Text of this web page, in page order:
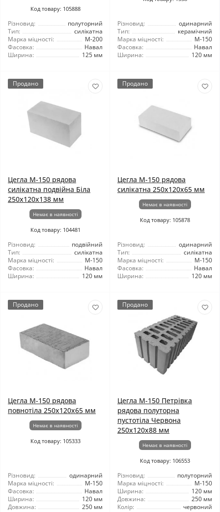
Код товару: 105888
Різновид:
полуторний
Тип:
силікатна
Марка міцності:
М-200
Фасовка:
Навал
Ширина:
125 мм
Різновид:
одинарний
Тип:
керамічний
Марка міцності:
М-150
Фасовка:
Навал
Ширина:
120 мм
Продано
Цегла М-150 рядова
силікатна подвійна Біла
250х120х138 мм
Немає в наявності
Код товару: 104481
Різновид:
подвійний
Тип:
силікатна
Марка міцності:
М-150
Фасовка:
Навал
Ширина:
120 мм
Продано
Цегла М-150 рядова
силікатна 250х120х65 мм
Немає в наявності
Код товару: 105878
Різновид:
одинарний
Тип:
силікатна
Марка міцності:
М-150
Фасовка:
Навал
Ширина:
120 мм
Продано
Цегла М-150 рядова
повнотіла 250х120х65 мм
Немає в наявності
Код товару: 105333
Різновид:
одинарний
Марка міцності:
М-150
Фасовка:
Навал
Ширина:
120 мм
Довжина:
250 мм
Продано
Цегла М-150 Петрівка
рядова полуторна
пустотіла Червона
250х120х88 мм
Немає в наявності
Код товару: 106553
Різновид:
полуторний
Марка міцності:
М-150
Ширина:
120 мм
Довжина:
250 мм
Колір:
червоний